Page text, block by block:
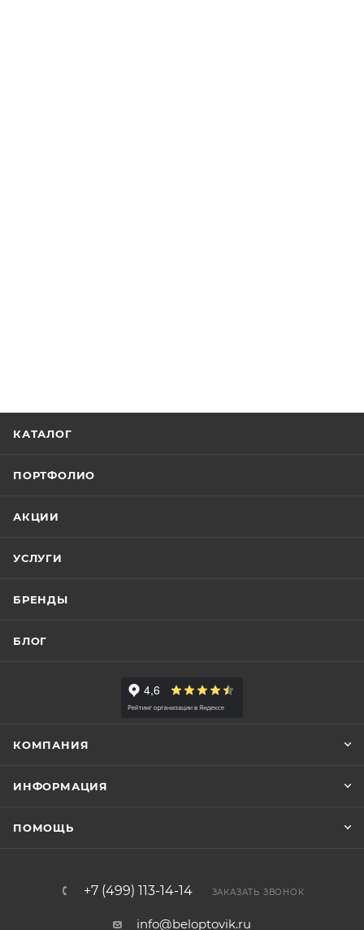
КАТАЛОГ
ПОРТФОЛИО
АКЦИИ
УСЛУГИ
БРЕНДЫ
БЛОГ
КОМПАНИЯ
ИНФОРМАЦИЯ
ПОМОЩЬ
+7 (499) 113-14-14 ЗАКАЗАТЬ ЗВОНОК
info@beloptovik.ru